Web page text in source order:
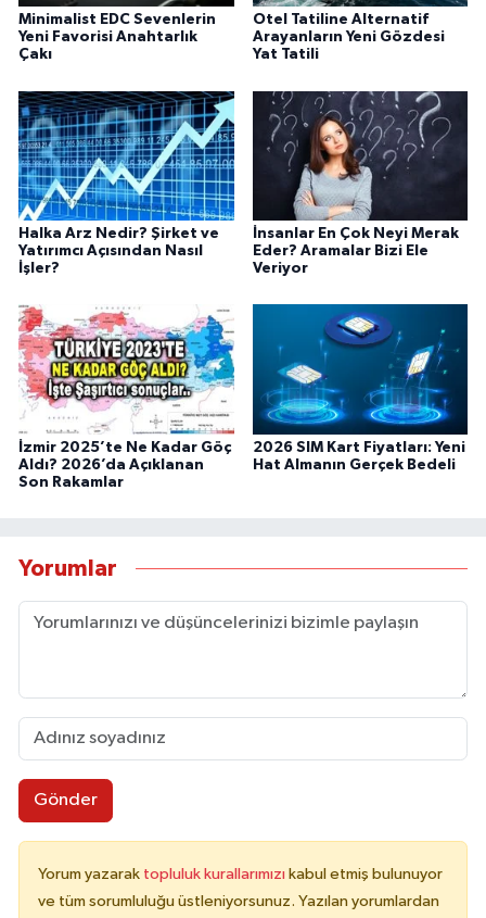
Minimalist EDC Sevenlerin
Yeni Favorisi Anahtarlık
Çakı
Otel Tatiline Alternatif
Arayanların Yeni Gözdesi
Yat Tatili
Halka Arz Nedir? Şirket ve
Yatırımcı Açısından Nasıl
İşler?
İnsanlar En Çok Neyi Merak
Eder? Aramalar Bizi Ele
Veriyor
İzmir 2025’te Ne Kadar Göç
Aldı? 2026’da Açıklanan
Son Rakamlar
2026 SIM Kart Fiyatları: Yeni
Hat Almanın Gerçek Bedeli
Yorumlar
Gönder
Yorum yazarak topluluk kurallarımızı kabul etmiş bulunuyor
ve tüm sorumluluğu üstleniyorsunuz. Yazılan yorumlardan